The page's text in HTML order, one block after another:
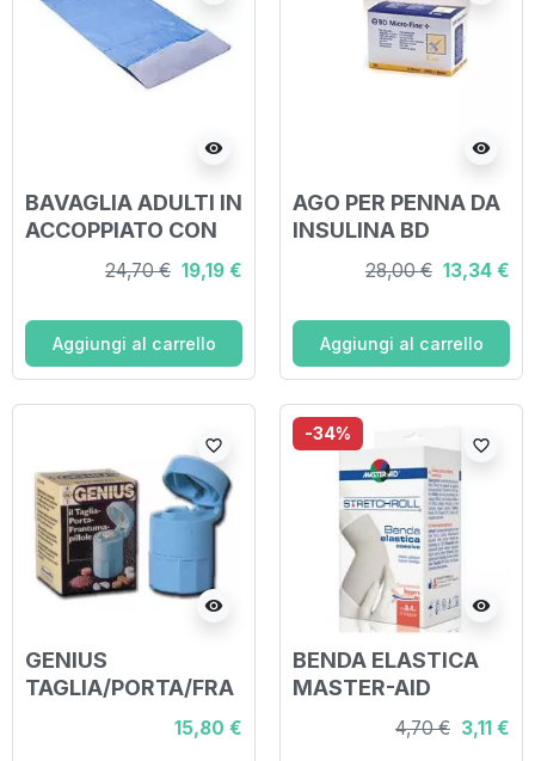
visibility
BAVAGLIA ADULTI IN
ACCOPPIATO CON
POLIETILENE+CART
MONOUSO
24,70 € 19,19 €
Aggiungi al carrello
visibility
AGO PER PENNA DA
INSULINA BD
MICROFINE GAUGE
31 LUNGHEZZA 8
28,00 € 13,34 €
Aggiungi al carrello
visibility
favorite_border
GENIUS
TAGLIA/PORTA/FRA
NTUMA PILLOLE
15,80 €
-34%
visibility
favorite_border
BENDA ELASTICA
MASTER-AID
STRETCHROLL
4X400CM
4,70 € 3,11 €